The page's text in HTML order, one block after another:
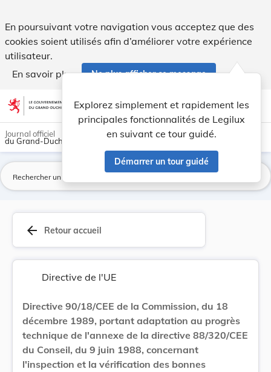
En poursuivant votre navigation vous acceptez que des
cookies soient utilisés afin d’améliorer votre expérience
utilisateur.
En savoir plus
Ne plus afficher ce message
Aller au contenu account_circle help Aide
Explorez simplement et rapidement les
principales fonctionnalités de Legilux
en suivant ce tour guidé.
Démarrer un tour guidé
light_mode dark_mode
Journal officiel
du Grand-Duché de Luxembourg
arrow_back Retour accueil
Directive de l'UE
Directive 90/18/CEE de la Commission, du 18
décembre 1989, portant adaptation au progrès
technique de l'annexe de la directive 88/320/CEE
du Conseil, du 9 juin 1988, concernant
l'inspection et la vérification des bonnes